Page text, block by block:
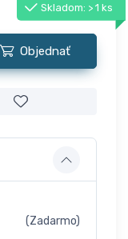
Skladom: > 1 ks
Objednať
(Zadarmo)